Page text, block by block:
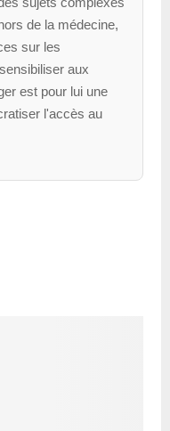
de la médecine,
sur les
aux
est pour lui une
l'accès au